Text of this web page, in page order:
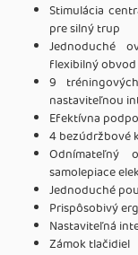
Stimulácia
pre silný trup
Jednoduché
flexibilný obvod
9
nastaviteľnou
Efektívna
4 bezúdržbové
Odnímateľný
samolepiace
Jednoduché
Prispôsobivý
Nastaviteľná
Zámok tlačidiel